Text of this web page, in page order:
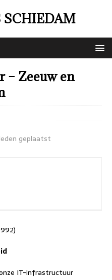
SCHIEDAM
– Zeeuw en
geplaatst
IT-infrastructuur